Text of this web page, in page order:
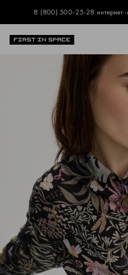
8 (800) 500-25-28 интернет-
Перейти на главную